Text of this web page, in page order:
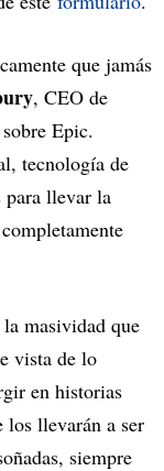
que jamás
, CEO de
Epic.
tecnología de
para llevar la
la masividad que
vista de lo
en historias
los llevarán a ser
siempre